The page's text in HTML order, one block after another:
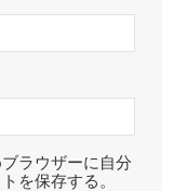
ラウザーに自分
を保存する。